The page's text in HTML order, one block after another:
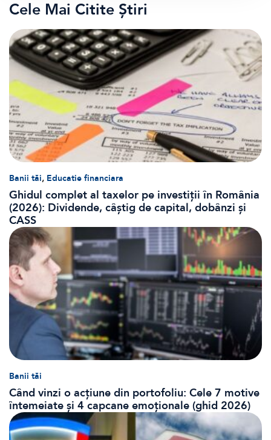
Cele Mai Citite Știri
Banii tăi, Educatie financiara
Ghidul complet al taxelor pe investiții în România
(2026): Dividende, câștig de capital, dobânzi și
CASS
Banii tăi
Când vinzi o acțiune din portofoliu: Cele 7 motive
întemeiate și 4 capcane emoționale (ghid 2026)